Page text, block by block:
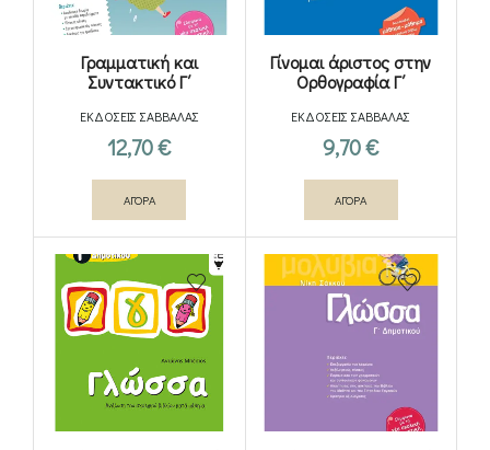
Γραμματική και
Συντακτικό Γ΄
ΕΚΔΟΣΕΙΣ ΣΑΒΒΑΛΑΣ
12,70€
ΑΓΟΡΑ
Γίνομαι άριστος στην
Ορθογραφία Γ΄
ΕΚΔΟΣΕΙΣ ΣΑΒΒΑΛΑΣ
9,70€
ΑΓΟΡΑ